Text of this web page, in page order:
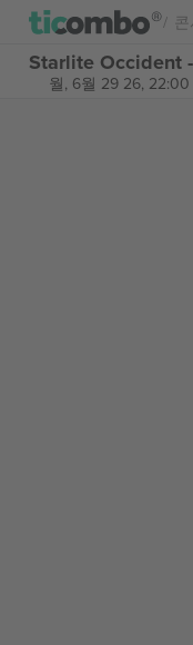
Starlite Occident
월, 6월 29 26, 22:00